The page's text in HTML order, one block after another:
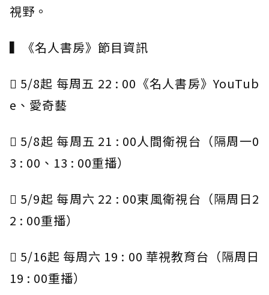
視野。
▍《名人書房》節目資訊
 5/8起 每周五 22 : 00《名人書房》YouTub
e、愛奇藝
 5/8起 每周五 21 : 00人間衛視台（隔周一0
3 : 00、13 : 00重播）
 5/9起 每周六 22 : 00東風衛視台（隔周日2
2 : 00重播）
 5/16起 每周六 19 : 00 華視教育台（隔周日
19 : 00重播）